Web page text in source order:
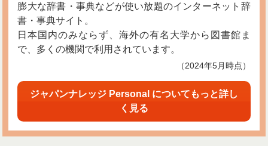
膨大な辞書・事典などが使い放題のインターネット辞
書・事典サイト。
日本国内のみならず、海外の有名大学から図書館ま
で、多くの機関で利用されています。
（2024年5月時点）
ジャパンナレッジ Personal についてもっと詳し
く見る